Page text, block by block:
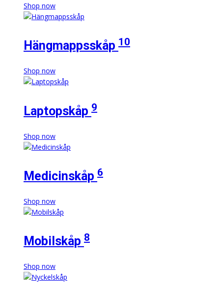
Shop now
Hängmappsskåp 10
Shop now
Laptopskåp 9
Shop now
Medicinskåp 6
Shop now
Mobilskåp 8
Shop now